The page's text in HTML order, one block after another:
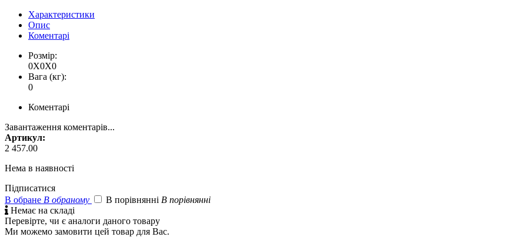
Характеристики
Опис
Коментарі
Розмір:
0X0X0
Вага (кг):
0
Коментарі
Завантаження коментарів...
Артикул:
2 457.00
Нема в наявності
Підписатися
В обране В обраному В порівнянні В порівнянні
 Немає на складі
Перевірте, чи є аналоги даного товару
Ми можемо замовити цей товар для Вас.